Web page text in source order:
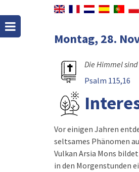
Montag, 28.
Die Himmel
Psalm 115,16
Vor einigen Jahren
seltsames Phänomen
Vulkan Arsia Mons
in den Morgenstunden